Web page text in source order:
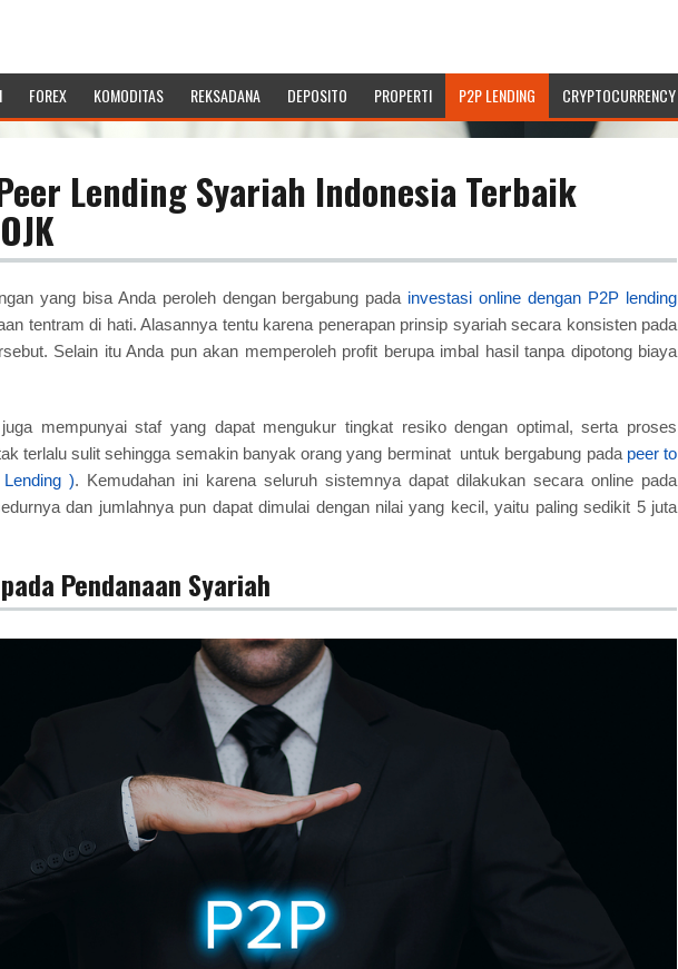
FOREX KOMODITAS REKSADANA DEPOSITO PROPERTI P2P LENDING CRYPTOCURRENCY
Lending Syariah Indonesia Terbaik
yang bisa Anda peroleh dengan bergabung pada investasi online dengan P2P lending
tentram di hati. Alasannya tentu karena penerapan prinsip syariah secara konsisten pada
Selain itu Anda pun akan memperoleh profit berupa imbal hasil tanpa dipotong biaya
mempunyai staf yang dapat mengukur tingkat resiko dengan optimal, serta proses
terlalu sulit sehingga semakin banyak orang yang berminat untuk bergabung pada peer to
). Kemudahan ini karena seluruh sistemnya dapat dilakukan secara online pada
dan jumlahnya pun dapat dimulai dengan nilai yang kecil, yaitu paling sedikit 5 juta
Pendanaan Syariah